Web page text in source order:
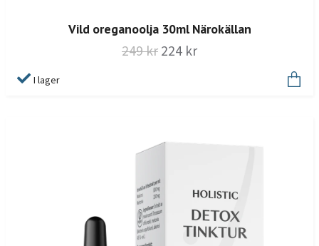
Vild oreganoolja 30ml Närokällan
249 kr 224 kr
I lager